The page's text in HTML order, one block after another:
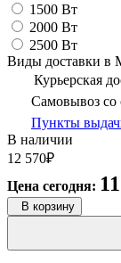
1500 Вт
2000 Вт
2500 Вт
Виды доставки в
Курьерская
Самовывоз со
Пункты
В наличии
12 570₽
Цена сегодня:
В корзину